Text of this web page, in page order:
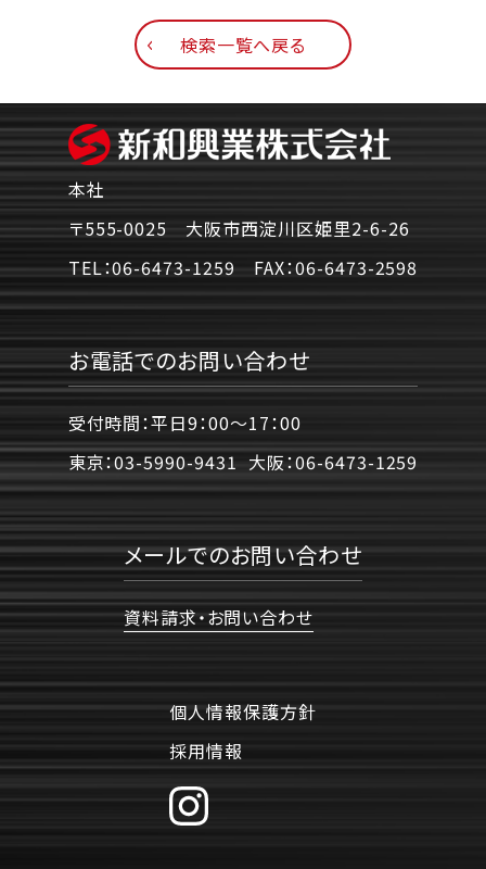
検索一覧へ戻る
本社
〒555-0025 大阪市西淀川区姫里2-6-26
TEL：06-6473-1259 FAX：06-6473-2598
お電話でのお問い合わせ
受付時間：平日9：00〜17：00
東京：03-5990-9431 大阪：06-6473-1259
メールでのお問い合わせ
資料請求・お問い合わせ
個人情報保護方針
採用情報